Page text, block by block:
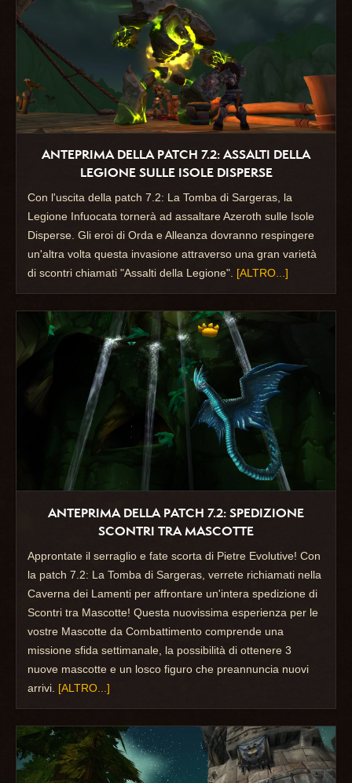
ANTEPRIMA DELLA PATCH 7.2: ASSALTI DELLA
LEGIONE SULLE ISOLE DISPERSE
Con l'uscita della patch 7.2: La Tomba di Sargeras, la
Legione Infuocata tornerà ad assaltare Azeroth sulle Isole
Disperse. Gli eroi di Orda e Alleanza dovranno respingere
un'altra volta questa invasione attraverso una gran varietà
di scontri chiamati "Assalti della Legione". [ALTRO...]
ANTEPRIMA DELLA PATCH 7.2: SPEDIZIONE
SCONTRI TRA MASCOTTE
Approntate il serraglio e fate scorta di Pietre Evolutive! Con
la patch 7.2: La Tomba di Sargeras, verrete richiamati nella
Caverna dei Lamenti per affrontare un'intera spedizione di
Scontri tra Mascotte! Questa nuovissima esperienza per le
vostre Mascotte da Combattimento comprende una
missione sfida settimanale, la possibilità di ottenere 3
nuove mascotte e un losco figuro che preannuncia nuovi
arrivi. [ALTRO...]